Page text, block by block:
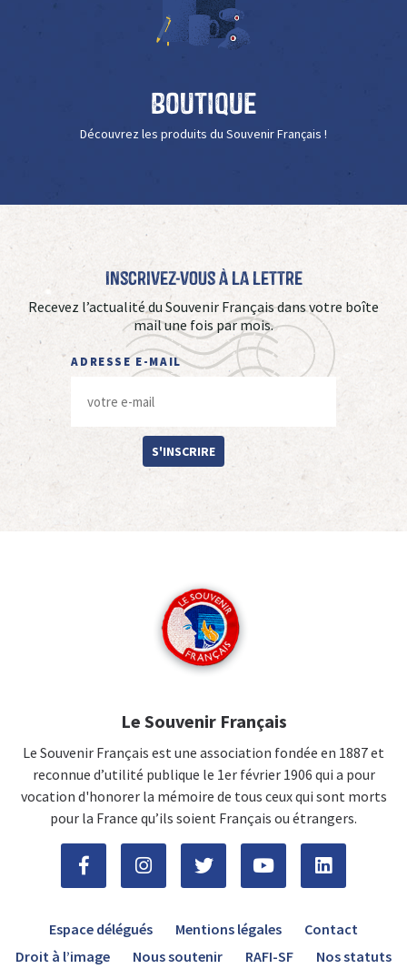
Boutique
Découvrez les produits du Souvenir Français !
Inscrivez-vous à La Lettre
Recevez l’actualité du Souvenir Français dans votre boîte
mail une fois par mois.
ADRESSE E-MAIL
S'INSCRIRE
Le Souvenir Français
Le Souvenir Français est une association fondée en 1887 et
reconnue d’utilité publique le 1er février 1906 qui a pour
vocation d'honorer la mémoire de tous ceux qui sont morts
pour la France qu’ils soient Français ou étrangers.
Espace délégués Mentions légales
Contact
Droit à l’image
Nous soutenir RAFI-SF Nos statuts